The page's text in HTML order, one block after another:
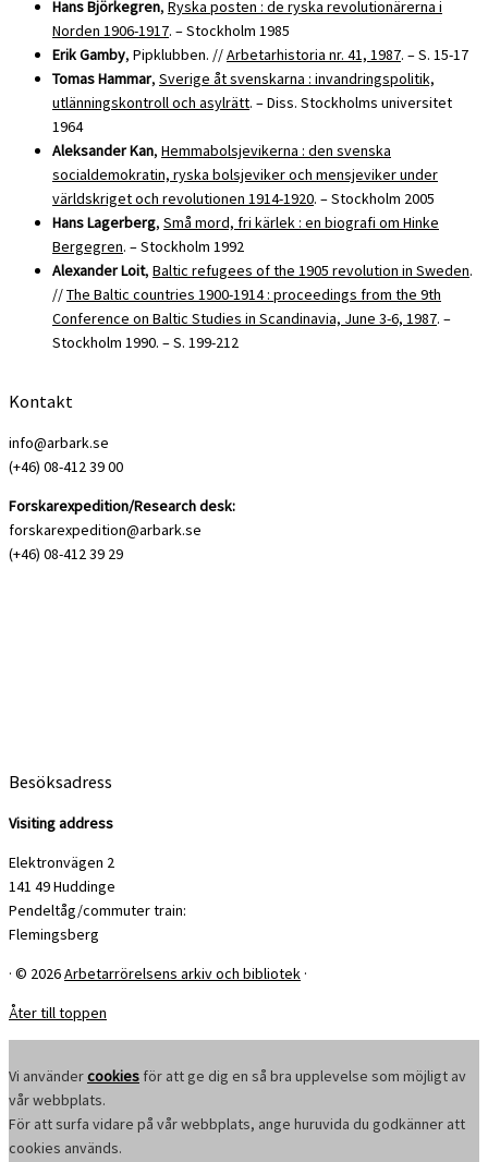
Hans Björkegren, Ryska posten : de ryska revolutionärerna i
Norden 1906-1917. – Stockholm 1985
Erik Gamby, Pipklubben. //Arbetarhistoria nr. 41, 1987. – S. 15-17
Tomas Hammar, Sverige åt svenskarna : invandringspolitik,
utlänningskontroll och asylrätt. – Diss. Stockholms universitet
1964
Aleksander Kan, Hemmabolsjevikerna : den svenska
socialdemokratin, ryska bolsjeviker och mensjeviker under
världskriget och revolutionen 1914-1920. – Stockholm 2005
Hans Lagerberg, Små mord, fri kärlek : en biografi om Hinke
Bergegren. – Stockholm 1992
Alexander Loit, Baltic refugees of the 1905 revolution in Sweden.
//The Baltic countries 1900-1914 : proceedings from the 9th
Conference on Baltic Studies in Scandinavia, June 3-6, 1987. –
Stockholm 1990. – S. 199-212
Kontakt
info@arbark.se
(+46) 08-412 39 00
Forskarexpedition/Research desk:
forskarexpedition@arbark.se
(+46) 08-412 39 29
Besöksadress
Visiting address
Elektronvägen 2
141 49 Huddinge
Pendeltåg/commuter train:
Flemingsberg
· © 2026Arbetarrörelsens arkiv och bibliotek ·
Åter till toppen
Vi användercookies för att ge dig en så bra upplevelse som möjligt av
vår webbplats.
För att surfa vidare på vår webbplats, ange huruvida du godkänner att
cookies används.